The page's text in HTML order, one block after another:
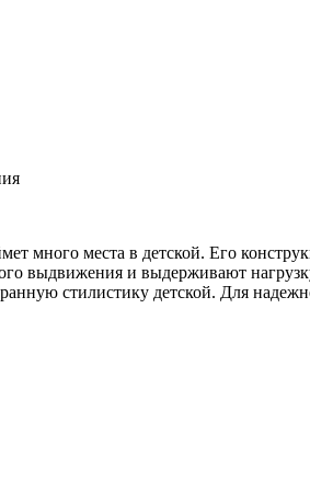
много места в детской. Его
выдвижения и выдерживают
стилистику детской. Для